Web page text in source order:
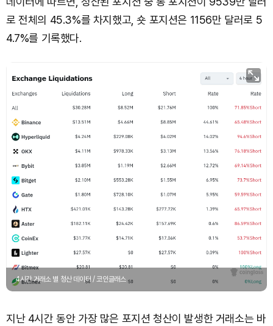
로 전체의 45.3%를 차지했고, 숏 포지션은 1156만 달러로 5
4.7%를 기록했다.
4시간 거래소 별 청산 데이터 / 코인글래스
지난 4시간 동안 가장 많은 포지션 청산이 발생한 거래소는 바